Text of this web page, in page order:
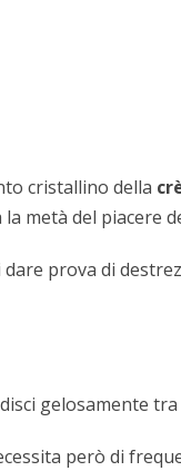
cristallino della
metà del piacere
prova di
gelosamente
però di